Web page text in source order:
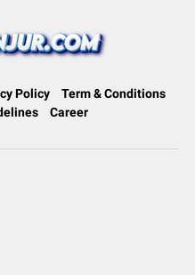
Policy
Term & Conditions
Career